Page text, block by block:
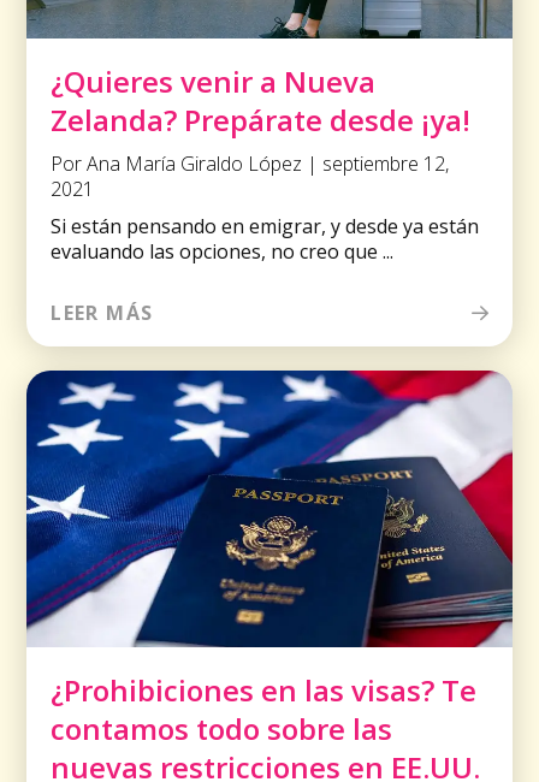
¿Quieres venir a Nueva
Zelanda? Prepárate desde ¡ya!
Por Ana María Giraldo López | septiembre 12,
2021
Si están pensando en emigrar, y desde ya están
evaluando las opciones, no creo que ...
LEER MÁS
¿Prohibiciones en las visas? Te
contamos todo sobre las
nuevas restricciones en EE.UU.